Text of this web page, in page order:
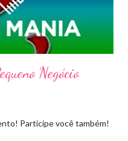
Negócio
Participe você também!